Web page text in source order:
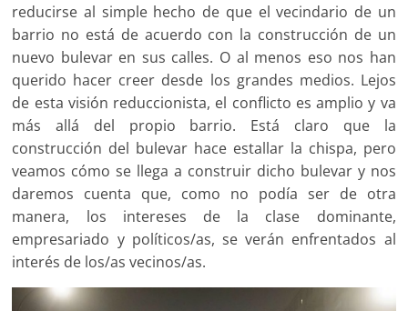
reducirse al simple hecho de que el vecindario de un
barrio no está de acuerdo con la construcción de un
nuevo bulevar en sus calles. O al menos eso nos han
querido hacer creer desde los grandes medios. Lejos
de esta visión reduccionista, el conflicto es amplio y va
más allá del propio barrio. Está claro que la
construcción del bulevar hace estallar la chispa, pero
veamos cómo se llega a construir dicho bulevar y nos
daremos cuenta que, como no podía ser de otra
manera, los intereses de la clase dominante,
empresariado y políticos/as, se verán enfrentados al
interés de los/as vecinos/as.